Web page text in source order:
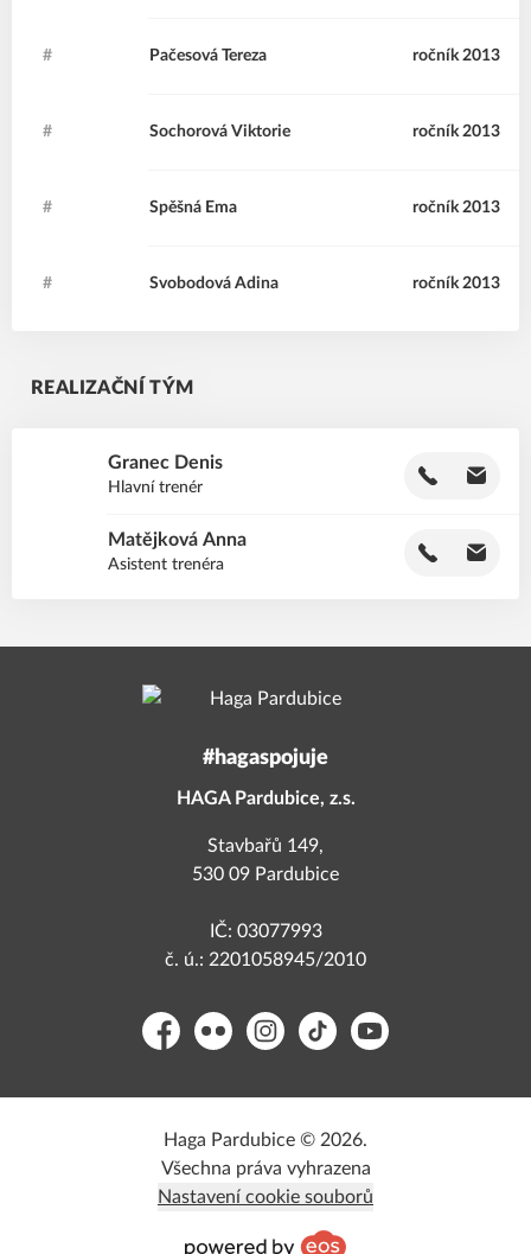
REALIZAČNÍ TÝM
Denis
Granec
Hlavní trenér
Anna
Matějková
Asistent trenéra
# Tereza
Pačesová ročník 2013
# Viktorie
Sochorová ročník 2013
# Ema
Spěšná ročník 2013
# Adina
Svobodová ročník 2013
#hagaspojuje
HAGA Pardubice, z.s.
Stavbařů 149,
530 09 Pardubice
IČ: 03077993
č. ú.: 2201058945/2010
FacebookFlickr Instagram
TikTok YouTube
Haga Pardubice © 2026.
Všechna práva vyhrazena
Nastavení cookie souborů